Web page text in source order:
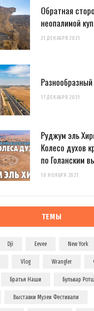
Обратная
неопалимой
21 ДЕКАБРЯ 2021
17 ДЕКАБРЯ 2021
Руджум эль
Колесо духов
по Голанским
10 НОЯБРЯ 2021
ТЕМЫ
Dji Eevee New York
Vlog Wrangler
Братья Наши Бульвар
Выставки Музеи Фестивали